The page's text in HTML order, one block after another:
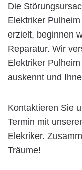
Die
Elektriker
erzielt, beginnen
Reparatur. Wir
Elektriker
auskennt und
Kontaktieren Sie
Termin mit
Elekriker.
Träume!